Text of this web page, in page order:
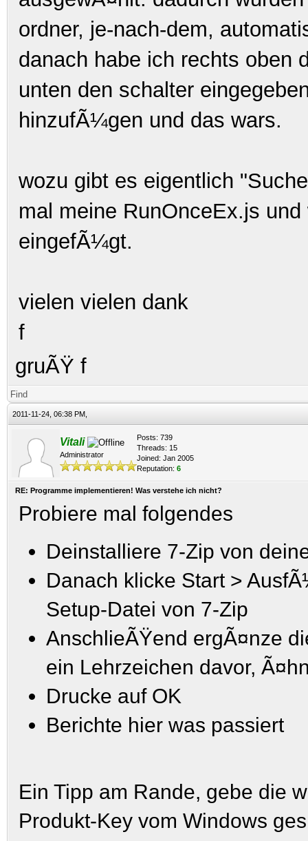
ordner, je-nach-dem,
danach habe ich rechts oben
unten den schalter
hinzufÃ¼gen und das wars.
wozu gibt es eigentlich
mal meine RunOnceEx.js
eingefÃ¼gt.
vielen vielen dank
f
gruÃŸ f
Find
2011-11-24, 06:38 PM,
Vitali
Administrator
Posts: 739
Threads: 15
Joined: Jan 2005
Reputation: 6
RE: Programme implementieren! Was verstehe ich nicht?
Probiere mal folgendes
Deinstalliere 7-Zip von
Danach klicke Start >
Setup-Datei von 7-Zip
AnschlieÃŸend ergÃ¤nze
ein Lehrzeichen davor,
Drucke auf OK
Berichte hier was passiert
Ein Tipp am Rande, gebe die
Produkt-Key vom Windows